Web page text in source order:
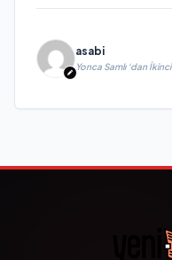
asabi
Yonca Samlı ‘dan